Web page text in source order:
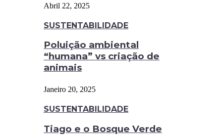
Abril 22, 2025
SUSTENTABILIDADE
Poluição ambiental
“humana” vs criação de
animais
Janeiro 20, 2025
SUSTENTABILIDADE
Tiago e o Bosque Verde